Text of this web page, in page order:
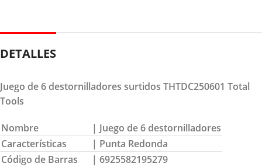
DETALLES
Juego de 6 destornilladores surtidos THTDC250601 Total
Tools
Nombre
| Juego de 6 destornilladores
Características
| Punta Redonda
Código de Barras
| 6925582195279